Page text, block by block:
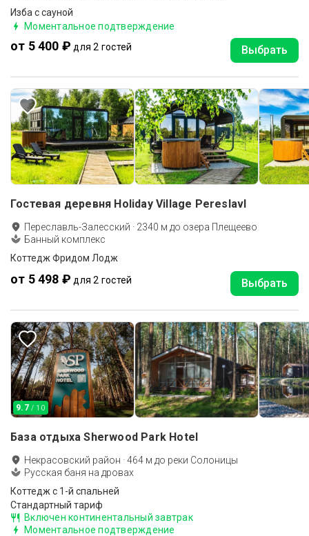
Изба с сауной
Моментальное подтверждение
от 5 400 ₽ для 2 гостей Выбрать
Гостевая деревня Holiday Village Pereslavl
Переславль-Залесский · 2340 м до озера Плещеево
Банный комплекс
Коттедж Фридом Лодж
от 5 498 ₽ для 2 гостей Выбрать
9.7 / 10
База отдыха Sherwood Park Hotel
Некрасовский район ·464 м до реки Солоницы
Русская баня на дровах
Коттедж c 1-й спальней
Стандартный тариф
Включен континентальный завтрак
Моментальное подтверждение